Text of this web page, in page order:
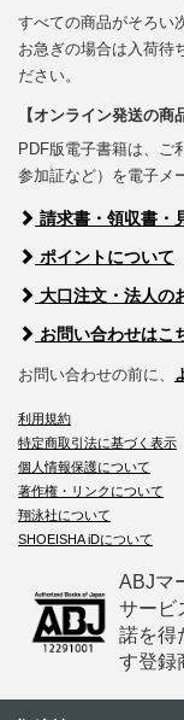
すべての商品がそろい
お急ぎの場合は入荷待
ださい。
【オンライン発送の商
PDF版電子書籍は、ご
参加証など）を電子メ
請求書・領収書・
ポイントについて
大口注文・法人の
お問い合わせはこ
お問い合わせの前に、
利用規約
特定商取引法に基づく表示
個人情報保護について
著作権・リンクについて
翔泳社について
SHOEISHA iDについて
ABJマ
サービ
諾を得
す登録